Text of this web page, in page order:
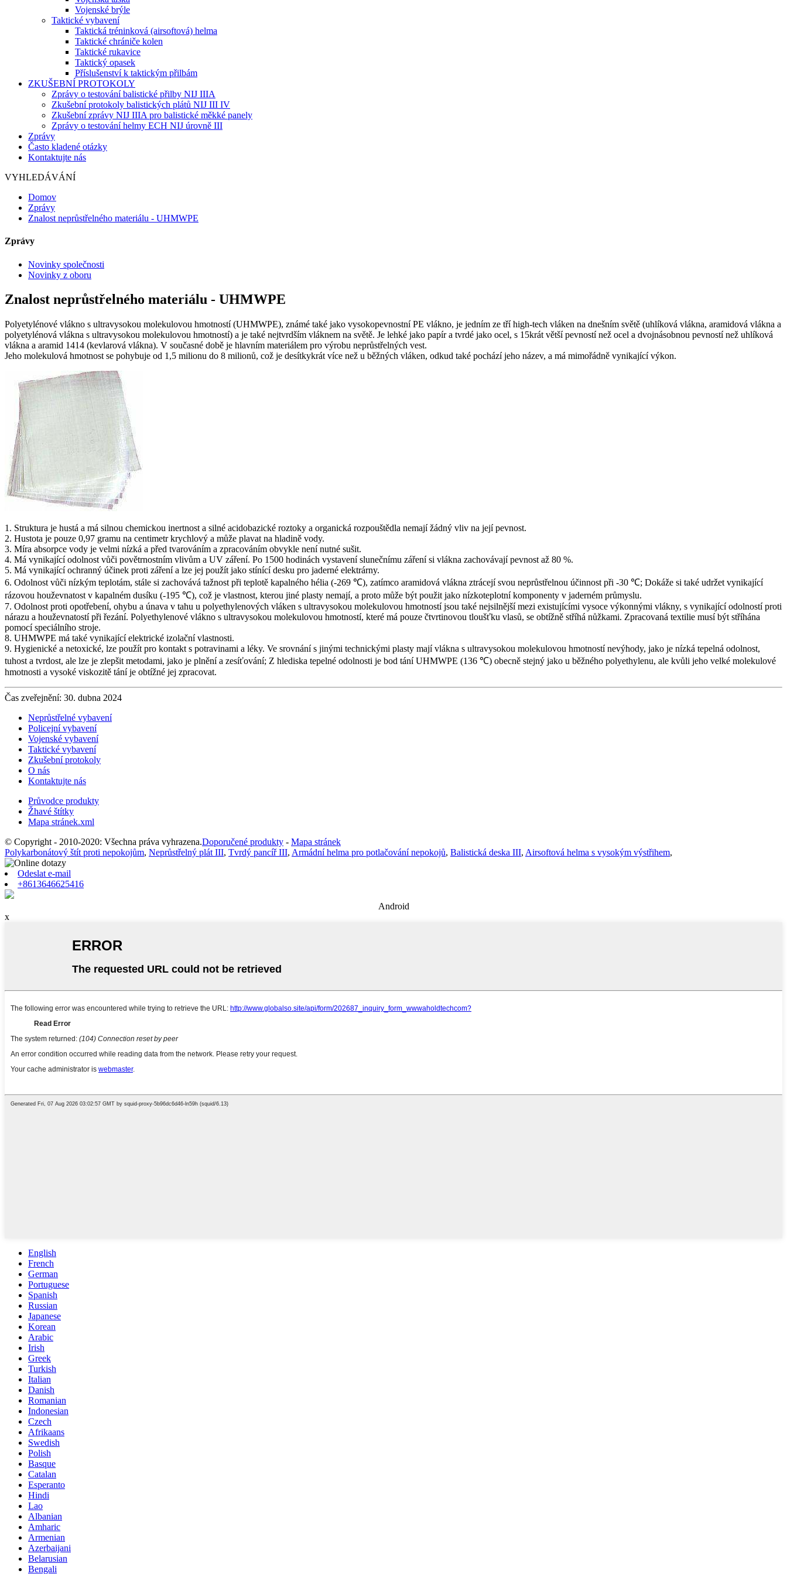
Vojenské brýle
Taktické vybavení
Taktická tréninková (airsoftová) helma
Taktické chrániče kolen
Taktické rukavice
Taktický opasek
Příslušenství k taktickým přilbám
ZKUŠEBNÍ PROTOKOLY
Zprávy o testování balistické přilby NIJ IIIA
Zkušební protokoly balistických plátů NIJ III IV
Zkušební zprávy NIJ IIIA pro balistické měkké panely
Zprávy o testování helmy ECH NIJ úrovně III
Zprávy
Často kladené otázky
Kontaktujte nás
VYHLEDÁVÁNÍ
Domov
Zprávy
Znalost neprůstřelného materiálu - UHMWPE
Zprávy
Novinky společnosti
Novinky z oboru
Znalost neprůstřelného materiálu - UHMWPE
Polyetylénové vlákno s ultravysokou molekulovou hmotností (UHMWPE), známé také jako vysokopevnostní PE vlákno, je jedním ze tří high-tech vláken na dnešním světě (uhlíková vlákna, aramidová vlákna a
polyetylénová vlákna s ultravysokou molekulovou hmotností) a je také nejtvrdším vláknem na světě. Je lehké jako papír a tvrdé jako ocel, s 15krát větší pevností než ocel a dvojnásobnou pevností než uhlíková
vlákna a aramid 1414 (kevlarová vlákna). V současné době je hlavním materiálem pro výrobu neprůstřelných vest.
Jeho molekulová hmotnost se pohybuje od 1,5 milionu do 8 milionů, což je desítkykrát více než u běžných vláken, odkud také pochází jeho název, a má mimořádně vynikající výkon.
1. Struktura je hustá a má silnou chemickou inertnost a silné acidobazické roztoky a organická rozpouštědla nemají žádný vliv na její pevnost.
2. Hustota je pouze 0,97 gramu na centimetr krychlový a může plavat na hladině vody.
3. Míra absorpce vody je velmi nízká a před tvarováním a zpracováním obvykle není nutné sušit.
4. Má vynikající odolnost vůči povětrnostním vlivům a UV záření. Po 1500 hodinách vystavení slunečnímu záření si vlákna zachovávají pevnost až 80 %.
5. Má vynikající ochranný účinek proti záření a lze jej použít jako stínící desku pro jaderné elektrárny.
6. Odolnost vůči nízkým teplotám, stále si zachovává tažnost při teplotě kapalného hélia (-269 ℃), zatímco aramidová vlákna ztrácejí svou neprůstřelnou účinnost při -30 ℃; Dokáže si také udržet vynikající
rázovou houževnatost v kapalném dusíku (-195 ℃), což je vlastnost, kterou jiné plasty nemají, a proto může být použit jako nízkoteplotní komponenty v jaderném průmyslu.
7. Odolnost proti opotřebení, ohybu a únava v tahu u polyethylenových vláken s ultravysokou molekulovou hmotností jsou také nejsilnější mezi existujícími vysoce výkonnými vlákny, s vynikající odolností proti
nárazu a houževnatostí při řezání. Polyethylenové vlákno s ultravysokou molekulovou hmotností, které má pouze čtvrtinovou tloušťku vlasů, se obtížně stříhá nůžkami. Zpracovaná textilie musí být stříhána
pomocí speciálního stroje.
8. UHMWPE má také vynikající elektrické izolační vlastnosti.
9. Hygienické a netoxické, lze použít pro kontakt s potravinami a léky. Ve srovnání s jinými technickými plasty mají vlákna s ultravysokou molekulovou hmotností nevýhody, jako je nízká tepelná odolnost,
tuhost a tvrdost, ale lze je zlepšit metodami, jako je plnění a zesíťování; Z hlediska tepelné odolnosti je bod tání UHMWPE (136 ℃) obecně stejný jako u běžného polyethylenu, ale kvůli jeho velké molekulové
hmotnosti a vysoké viskozitě tání je obtížné jej zpracovat.
Čas zveřejnění: 30. dubna 2024
Neprůstřelné vybavení
Policejní vybavení
Vojenské vybavení
Taktické vybavení
Zkušební protokoly
O nás
Kontaktujte nás
Průvodce produkty
Žhavé štítky
Mapa stránek.xml
© Copyright - 2010-2020: Všechna práva vyhrazena.Doporučené produkty - Mapa stránek
Polykarbonátový štít proti nepokojům, Neprůstřelný plát III, Tvrdý pancíř III, Armádní helma pro potlačování nepokojů, Balistická deska III, Airsoftová helma s vysokým výstřihem,
Odeslat e-mail
+8613646625416
Android
x
English
French
German
Portuguese
Spanish
Russian
Japanese
Korean
Arabic
Irish
Greek
Turkish
Italian
Danish
Romanian
Indonesian
Czech
Afrikaans
Swedish
Polish
Basque
Catalan
Esperanto
Hindi
Lao
Albanian
Amharic
Armenian
Azerbaijani
Belarusian
Bengali